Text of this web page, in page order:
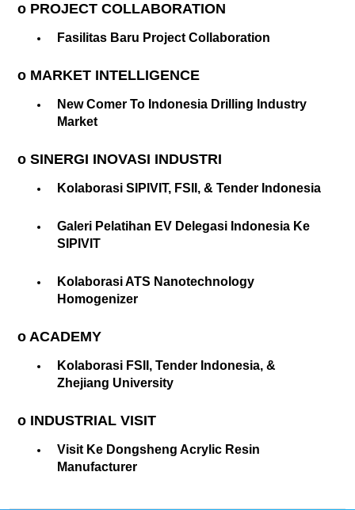
o PROJECT COLLABORATION
Fasilitas Baru Project Collaboration
o MARKET INTELLIGENCE
New Comer To Indonesia Drilling Industry
Market
o SINERGI INOVASI INDUSTRI
Kolaborasi SIPIVIT, FSII, & Tender Indonesia
Galeri Pelatihan EV Delegasi Indonesia Ke
SIPIVIT
Kolaborasi ATS Nanotechnology
Homogenizer
o ACADEMY
Kolaborasi FSII, Tender Indonesia, &
Zhejiang University
o INDUSTRIAL VISIT
Visit Ke Dongsheng Acrylic Resin
Manufacturer